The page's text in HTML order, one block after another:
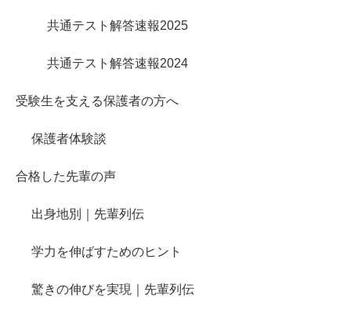
共通テスト解答速報2025
共通テスト解答速報2024
受験生を支える保護者の方へ
保護者体験談
合格した先輩の声
出身地別｜先輩列伝
学力を伸ばすためのヒント
驚きの伸びを実現｜先輩列伝